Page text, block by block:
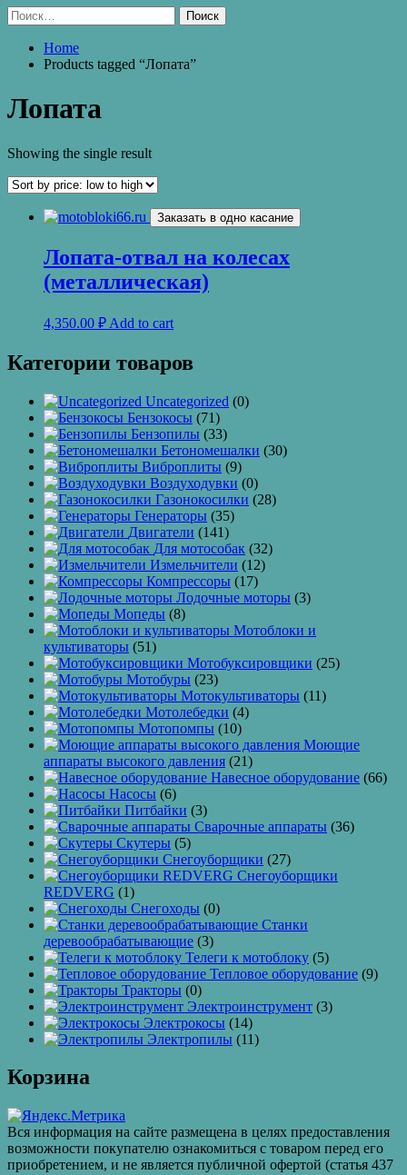
Найти:
Home
Products tagged “Лопата”
Лопата
Showing the single result
Заказать в одно касание
Лопата-отвал на колесах
(металлическая)
4,350.00 ₽ Add to cart
Категории товаров
Uncategorized (0)
Бензокосы (71)
Бензопилы (33)
Бетономешалки (30)
Виброплиты (9)
Воздуходувки (0)
Газонокосилки (28)
Генераторы (35)
Двигатели (141)
Для мотособак (32)
Измельчители (12)
Компрессоры (17)
Лодочные моторы (3)
Мопеды (8)
Мотоблоки и
культиваторы (51)
Мотобуксировщики (25)
Мотобуры (23)
Мотокультиваторы (11)
Мотолебедки (4)
Мотопомпы (10)
Моющие
аппараты высокого давления (21)
Навесное оборудование (66)
Насосы (6)
Питбайки (3)
Сварочные аппараты (36)
Скутеры (5)
Снегоуборщики (27)
Снегоуборщики
REDVERG (1)
Снегоходы (0)
Станки
деревообрабатывающие (3)
Телеги к мотоблоку (5)
Тепловое оборудование (9)
Тракторы (0)
Электроинструмент (3)
Электрокосы (14)
Электропилы (11)
Корзина
Вся информация на сайте размещена в целях предоставления
возможности покупателю ознакомиться с товаром перед его
приобретением, и не является публичной офертой (статья 437